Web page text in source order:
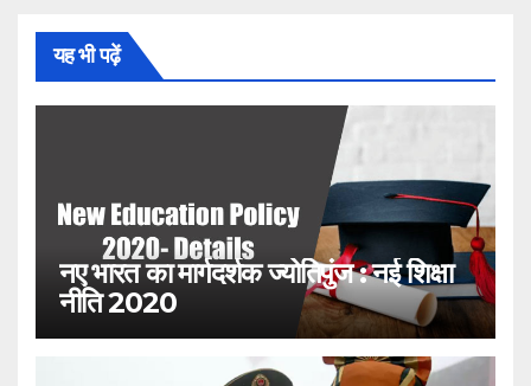
यह भी पढ़ें
नए भारत का मार्गदर्शक ज्योतिपुंज : नई शिक्षा
नीति 2020